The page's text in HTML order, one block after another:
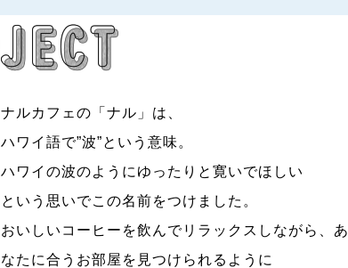
ナルカフェの「ナル」は、
ハワイ語で”波”という意味。
ハワイの波のようにゆったりと寛いでほしい
という思いでこの名前をつけました。
おいしいコーヒーを飲んでリラックスしながら、あ
なたに合うお部屋を見つけられるように